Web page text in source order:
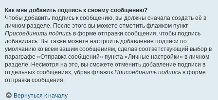
Как мне добавить подпись к своему сообщению?
Чтобы добавить подпись к сообщению, вы должны сначала создать её в
личном разделе. После этого вы можете отметить флажком пункт
Присоединить подпись в форме отправки сообщения, чтобы подпись
добавилась. Вы также можете настроить добавление подписи по
умолчанию ко всем вашим сообщениям, сделав соответствующий выбор в
параграфе «Отправка сообщений» пункта «Личные настройки» в личном
разделе. Несмотря на это, вы сможете отменить добавление подписи в
отдельных сообщениях, убрав флажок Присоединить подпись в форме
отправки сообщения.
Вернуться к началу